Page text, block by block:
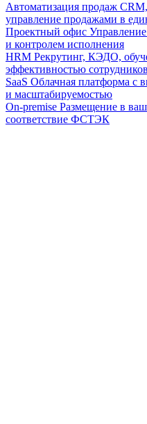
Автоматизация продаж
управление продажами в
Проектный офис
и контролем исполнения
HRM Рекрутинг, КЭДО,
эффективностью сотрудников
SaaS Облачная платформа с
и масштабируемостью
On-premise Размещение в
соответствие ФСТЭК